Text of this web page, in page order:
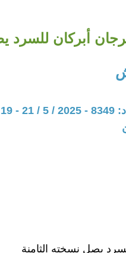
أبركان للسرد
يصل نسخته الثامنة